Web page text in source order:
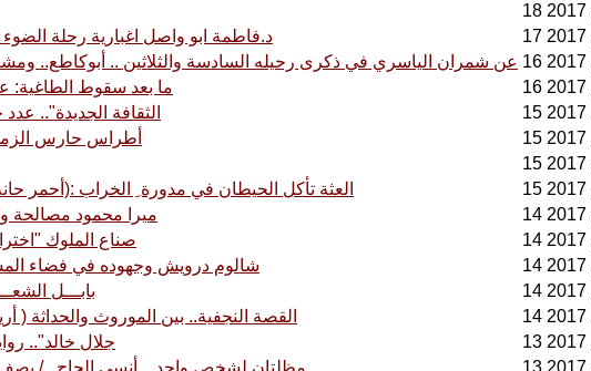
د.فاطمة ابو واصل اغبارية رحلة
عن شمران الياسري في ذكرى رحيله السادسة والثلاثين .. أبوكاطع..
ما بعد سقوط الطاغية:
"الثقافة الجديدة"..
"أطراس حارس
العثة تأكل الحيطان في مدورة ِ الخراب :(أحمر
ميرا محمود مصالحة
صناع الملوك
"شالوم درويش وجهوده في فضاء
«بابـــل
القصة النجفية.. بين الموروث والحداثة (
"جلال خالد"..